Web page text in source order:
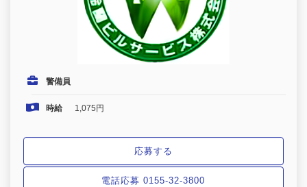
警備員
時給 1,075円
応募する
電話応募 0155-32-3800